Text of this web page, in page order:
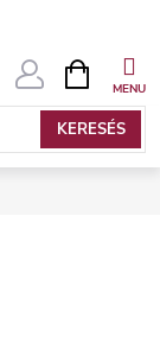
KERESÉS
KOSÁR